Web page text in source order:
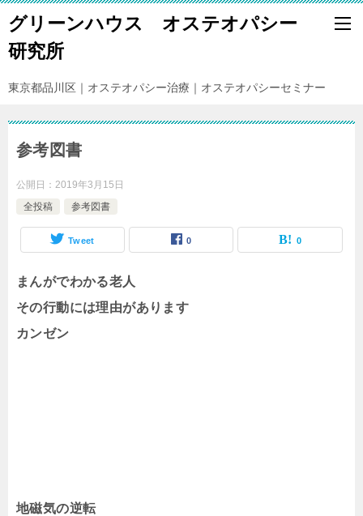
グリーンハウス オステオパシー
研究所
東京都品川区｜オステオパシー治療｜オステオパシーセミナー
参考図書
公開日： 2019年3月15日
全投稿
参考図書
Tweet 0 0
まんがでわかる老人
その行動には理由があります
カンゼン
地磁気の逆転